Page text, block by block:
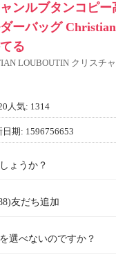
ンルブタンコピー
ーバッグ
る
LOUBOUTIN クリスチ
人気: 1314
日期: 1596756653
ょうか？
友だち追加
選べないのですか？